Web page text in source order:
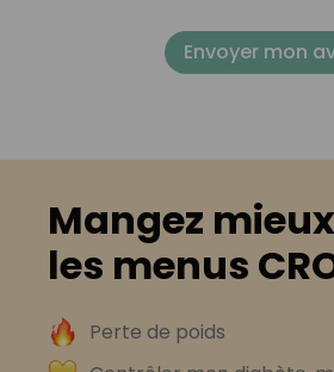
Envoyer mon
Mangez
les menus
Perte de poids